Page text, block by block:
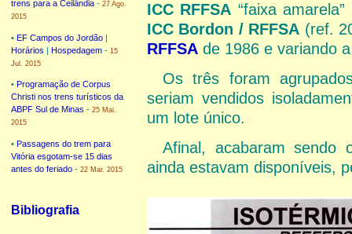
trens para a Ceilândia - 27 Ago.
2015
• EF Campos do Jordão |
Horários | Hospedagem - 15
Jul. 2015
• Programação de Corpus
Christi nos trens turísticos da
ABPF Sul de Minas - 25 Mai.
2015
• Passagens do trem para
Vitória esgotam-se 15 dias
antes do feriado - 22 Mar. 2015
Bibliografia
ICC RFFSA “faixa
ICC Bordon / RFFSA (ref.
RFFSA de 1986 e variando
Os três foram
seriam vendidos
um lote único.
Afinal, acabaram sendo
ainda estavam disponíveis,